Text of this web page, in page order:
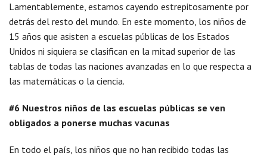
Lamentablemente, estamos cayendo estrepitosamente por
detrás del resto del mundo. En este momento, los niños de
15 años que asisten a escuelas públicas de los Estados
Unidos ni siquiera se clasifican en la mitad superior de las
tablas de todas las naciones avanzadas en lo que respecta a
las matemáticas o la ciencia.
#6 Nuestros niños de las escuelas públicas se ven
obligados a ponerse muchas vacunas
En todo el país, los niños que no han recibido todas las